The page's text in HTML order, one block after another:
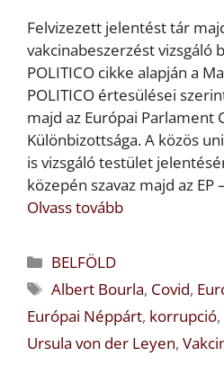
Felvizezett jelentést tár
vakcinabeszerzést vizsgáló
POLITICO cikke alapján a
POLITICO értesülései
majd az Európai Parlament
Különbizottsága. A közös
is vizsgáló testület
közepén szavaz majd az EP
Olvass tovább
Kategória
BELFÖLD
Címkék
Albert Bourla, Covid,
Európai Néppárt, korrupció,
Ursula von der Leyen,